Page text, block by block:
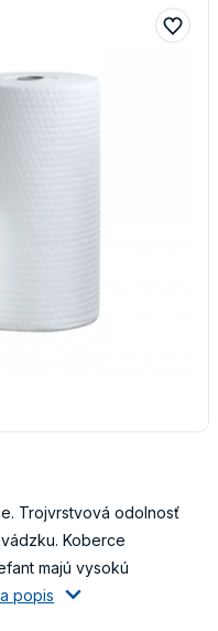
Trojvrstvová odolnosť
Koberce
majú vysokú
popis